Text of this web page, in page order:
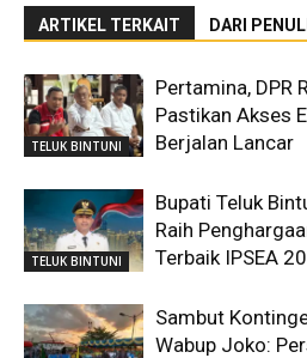
ARTIKEL TERKAIT DARI
TELUK BINTUNI
Pertamina, DPR
Pastikan Akses
Berjalan Lancar
TELUK BINTUNI
Bupati Teluk
Raih
Terbaik IPSEA
Sambut
Wabup Joko: